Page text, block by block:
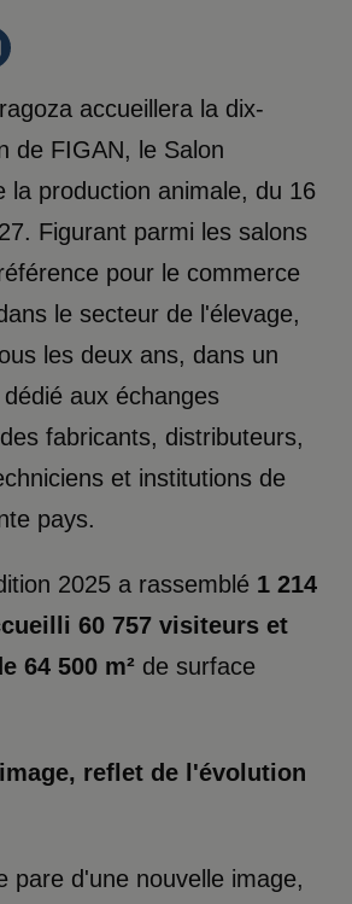
accueillera la dix-
de FIGAN, le Salon
la production animale, du 16
Figurant parmi les salons
pour le commerce
le secteur de l'élevage,
les deux ans, dans un
aux échanges
fabricants, distributeurs,
et institutions de
pays.
2025 a rassemblé 1 214
60 757 visiteurs et
64 500 m² de surface
reflet de l'évolution
pare d'une nouvelle image,